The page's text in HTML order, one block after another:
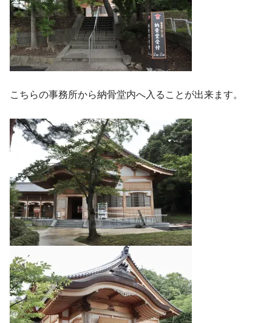
こちらの事務所から納骨堂内へ入ることが出来ます。